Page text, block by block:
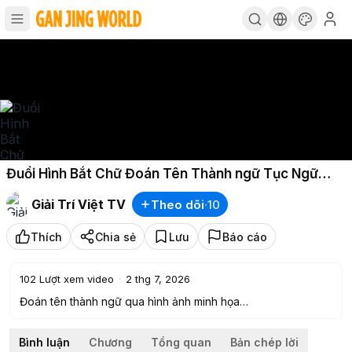
Đuổi Hình Bắt Chữ Đoán Tên Thành ngữ Tục Ngữ
Thử Thách Siêu Khó 90 Người Chơi Đoán Sai
Giải Trí Việt TV
Theo dõi·10
Thích Chia sẻ Lưu Báo cáo
102 Lượt xem video · 2 thg 7, 2026
Đoán tên thành ngữ qua hình ảnh minh họa
Những câu đố khó khiến nhiều người đoán sai
Bình luận Chương Tổng quan Bản chép lời